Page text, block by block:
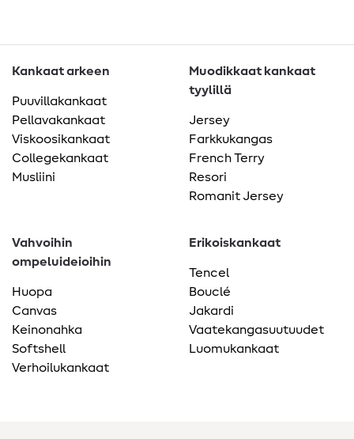
Kankaat arkeen
Puuvillakankaat
Pellavakankaat
Viskoosikankaat
Collegekankaat
Musliini
Muodikkaat kankaat
tyylillä
Jersey
Farkkukangas
French Terry
Resori
Romanit Jersey
Vahvoihin
ompeluideioihin
Huopa
Canvas
Keinonahka
Softshell
Verhoilukankaat
Erikoiskankaat
Tencel
Bouclé
Jakardi
Vaatekangasuutuudet
Luomukankaat